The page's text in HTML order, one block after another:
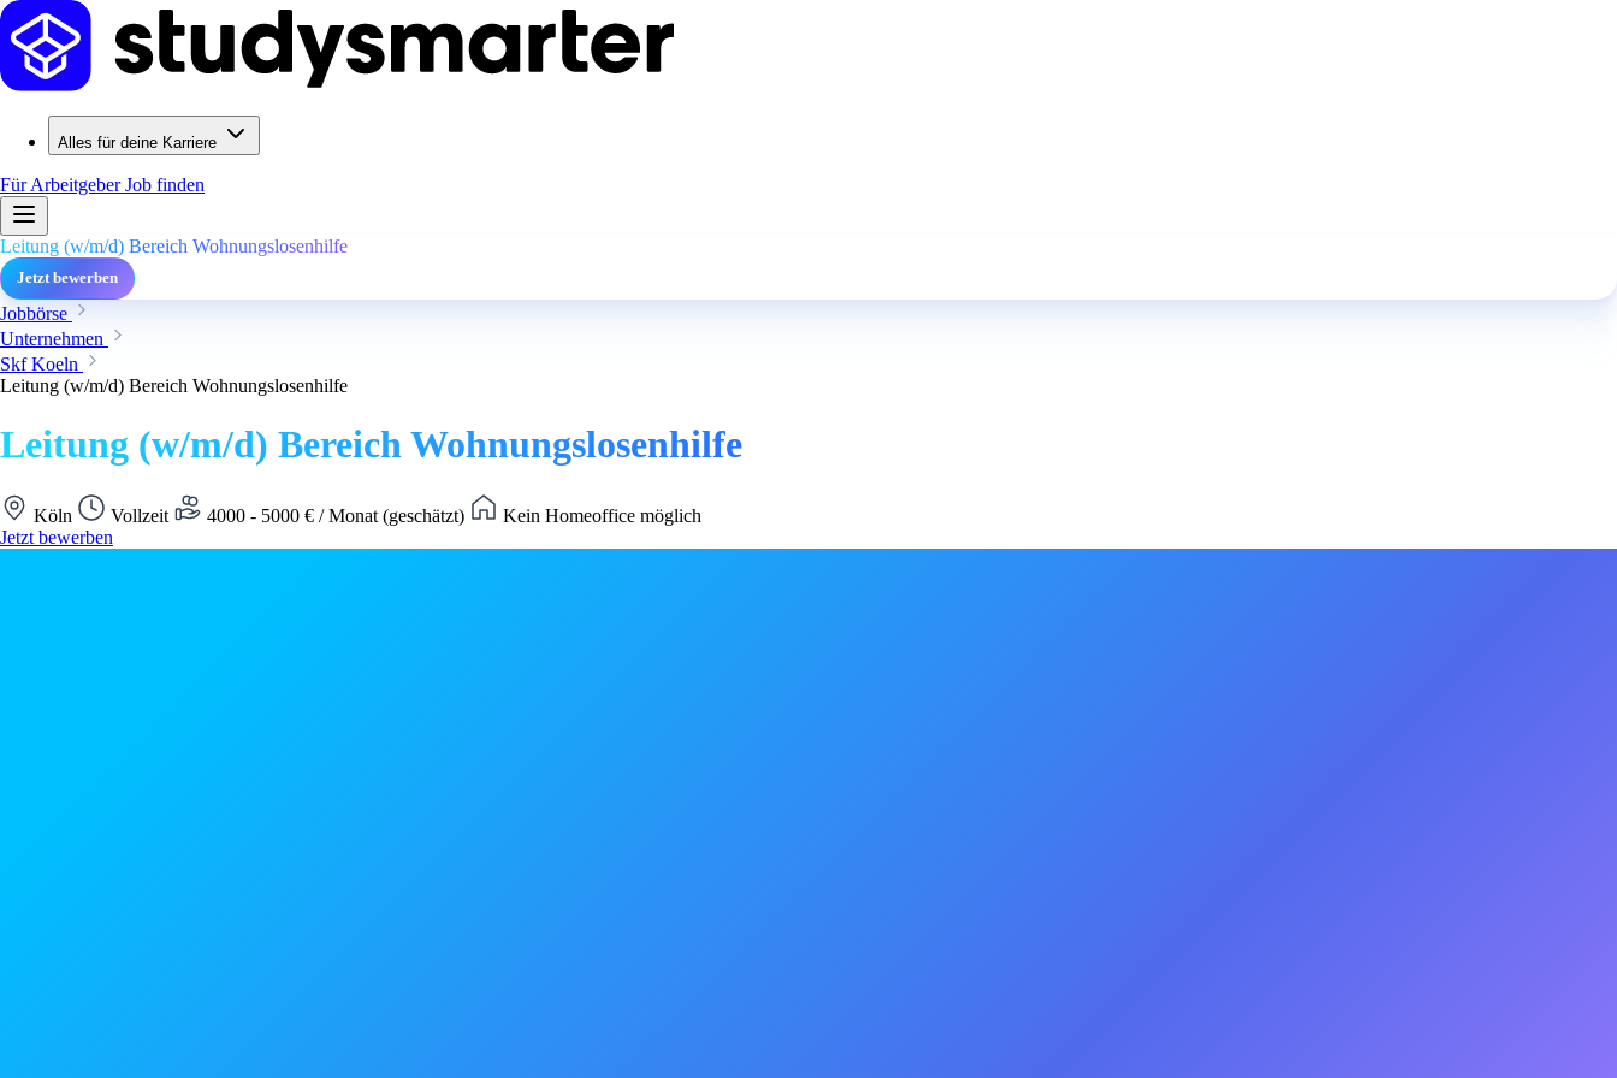
Alles für deine Karriere
Für ArbeitgeberJob finden
Leitung (w/m/d) Bereich Wohnungslosenhilfe
Jetzt bewerben
Jobbörse
Unternehmen
Skf Koeln
Leitung (w/m/d) Bereich Wohnungslosenhilfe
Leitung (w/m/d) Bereich Wohnungslosenhilfe
Köln Vollzeit 4000 - 5000 € / Monat (geschätzt)
Kein Homeoffice möglich
Jetzt bewerben